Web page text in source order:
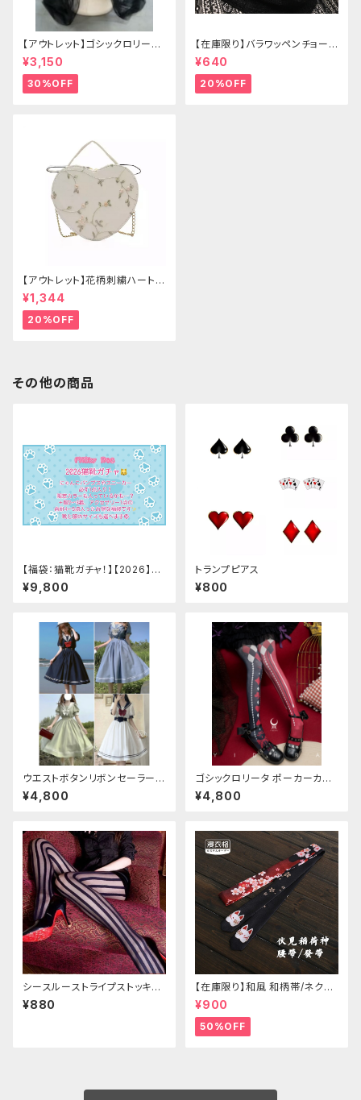
【アウトレット】ゴシックロリータ
ゴールドクラウン＆ホーン(ヴェ
ール付き)
¥3,150
30%OFF
【在庫限り】バラワッペンチョーカ
ー
¥640
20%OFF
【アウトレット】花柄刺繍ハートバ
ッグ
¥1,344
20%OFF
その他の商品
【福袋：猫靴ガチャ！】【2026】Mi
lky Rag 福袋
¥9,800
トランプピアス
¥800
ウエストボタンリボンセーラーワ
ンピース
¥4,800
ゴシックロリータ ポーカーカー
ド柄 プリントタイツ
¥4,800
シースルーストライプストッキン
グ
¥880
【在庫限り】和風 和柄帯/ネクタ
イ/リボン（狐面/金魚
¥900
50%OFF